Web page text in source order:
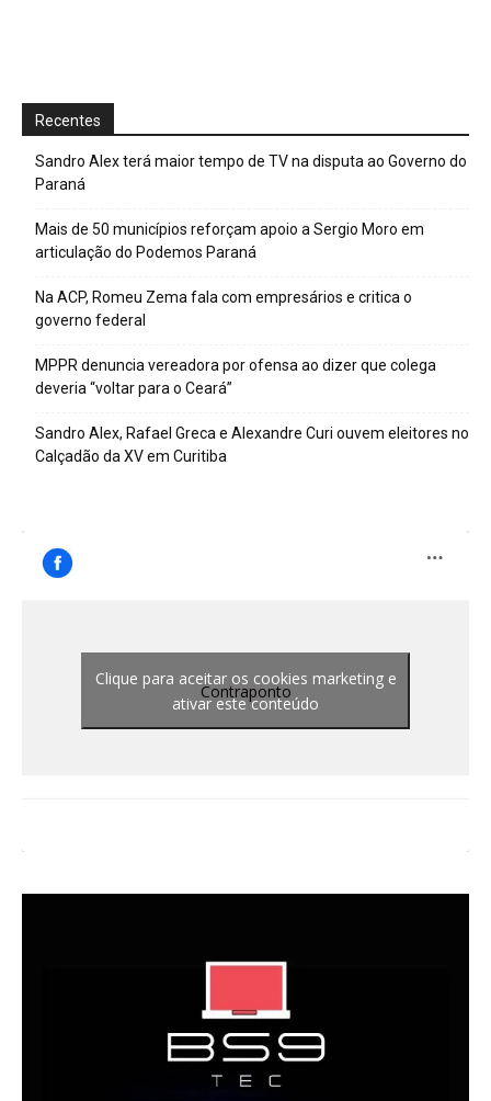
Recentes
Sandro Alex terá maior tempo de TV na disputa ao Governo do
Paraná
Mais de 50 municípios reforçam apoio a Sergio Moro em
articulação do Podemos Paraná
Na ACP, Romeu Zema fala com empresários e critica o
governo federal
MPPR denuncia vereadora por ofensa ao dizer que colega
deveria “voltar para o Ceará”
Sandro Alex, Rafael Greca e Alexandre Curi ouvem eleitores no
Calçadão da XV em Curitiba
Contraponto
Clique para aceitar os cookies marketing e
ativar este conteúdo